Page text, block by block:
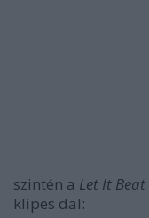
szintén a Let It Beat
klipes dal: